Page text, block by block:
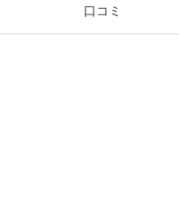
口コミ